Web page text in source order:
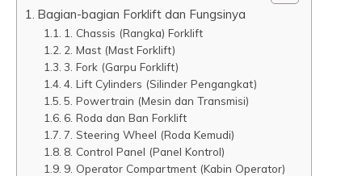
Bagian-bagian Forklift dan Fungsinya
1. Chassis (Rangka) Forklift
2. Mast (Mast Forklift)
3. Fork (Garpu Forklift)
4. Lift Cylinders (Silinder Pengangkat)
5. Powertrain (Mesin dan Transmisi)
6. Roda dan Ban Forklift
7. Steering Wheel (Roda Kemudi)
8. Control Panel (Panel Kontrol)
9. Operator Compartment (Kabin Operator)